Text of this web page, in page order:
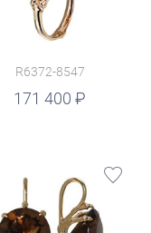
R6372-8547
171 400